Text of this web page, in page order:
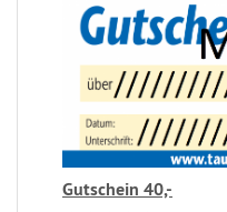
Gutschein 40,-